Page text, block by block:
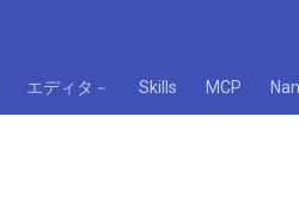
エディタ－ Skills MCP